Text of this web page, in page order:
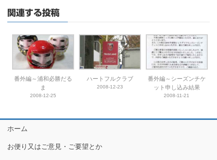
関連する投稿
番外編～浦和必勝だる
ま
2008-12-25
ハートフルクラブ
2008-12-23
番外編～シーズンチケ
ット申し込み結果
2008-11-21
ホーム
お便り又はご意見・ご要望とか